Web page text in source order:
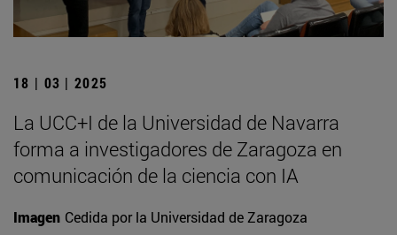
18 | 03 | 2025
La UCC+I de la Universidad de Navarra
forma a investigadores de Zaragoza en
comunicación de la ciencia con IA
Imagen Cedida por la Universidad de Zaragoza